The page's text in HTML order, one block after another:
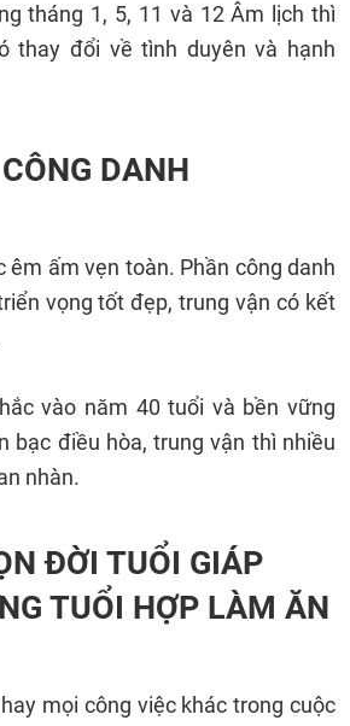
tháng 1, 5, 11 và 12 Âm lịch thì
thay đổi về tình duyên và hạnh
DANH
êm ấm vẹn toàn. Phần công danh
vọng tốt đẹp, trung vận có kết
vào năm 40 tuổi và bền vững
bạc điều hòa, trung vận thì nhiều
nhàn.
ĐỜI TUỔI GIÁP
TUỔI HỢP LÀM ĂN
mọi công việc khác trong cuộc